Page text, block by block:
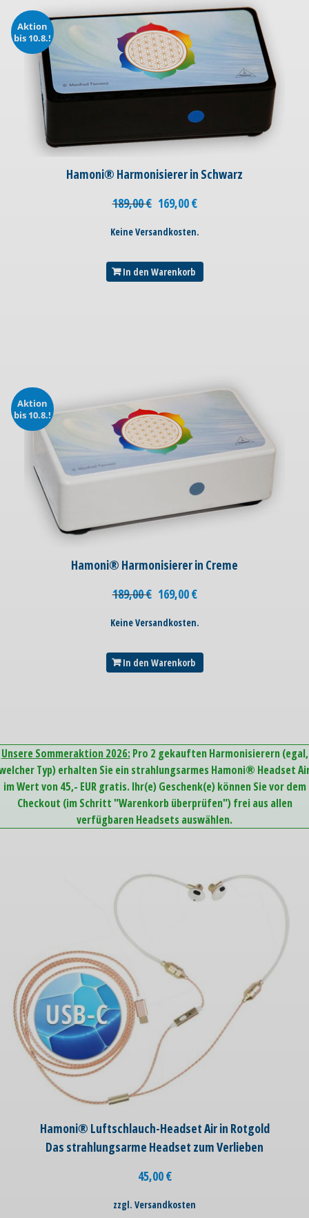
Aktion
bis 10.8.!
Hamoni® Harmonisierer in Schwarz
189,00€ 169,00€
Keine Versandkosten.
In den Warenkorb
Aktion
bis 10.8.!
Hamoni® Harmonisierer in Creme
189,00€ 169,00€
Keine Versandkosten.
In den Warenkorb
Unsere Sommeraktion 2026: Pro 2 gekauften Harmonisierern (egal,
Typ) erhalten Sie ein strahlungsarmes Hamoni® Headset
im Wert von 45,- EUR gratis. Ihr(e) Geschenk(e) können Sie vor dem
Checkout (im Schritt "Warenkorb überprüfen") frei aus allen
verfügbaren Headsets auswählen.
Hamoni® Luftschlauch-Headset Air in Rotgold
Das strahlungsarme Headset zum Verlieben
45,00€
zzgl. Versandkosten